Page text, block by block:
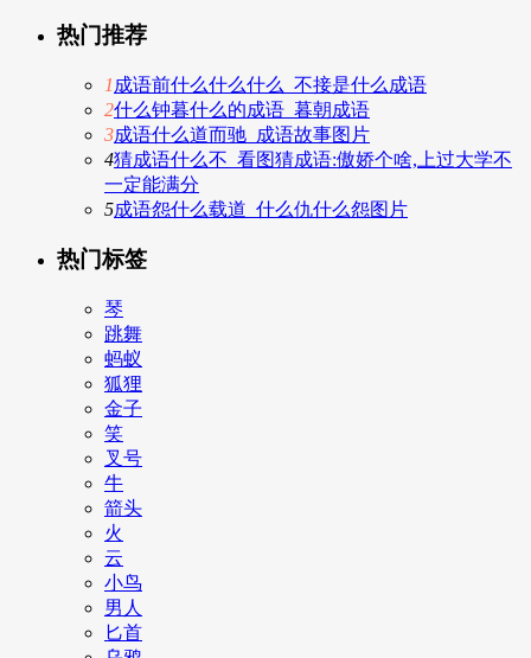
热门推荐
1 成语前什么什么什么_不接是什么成语
2什么钟暮什么的成语_暮朝成语
3成语什么道而驰_成语故事图片
4猜成语什么不_看图猜成语:傲娇个啥,上过大学不
一定能满分
5成语怨什么载道_什么仇什么怨图片
热门标签
琴
跳舞
蚂蚁
狐狸
金子
笑
叉号
牛
箭头
火
云
小鸟
男人
匕首